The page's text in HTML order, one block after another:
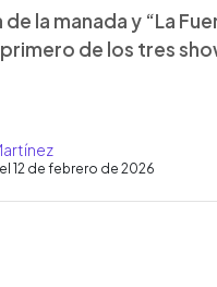
la manada y “La
de los tres
12 de febrero de 2026